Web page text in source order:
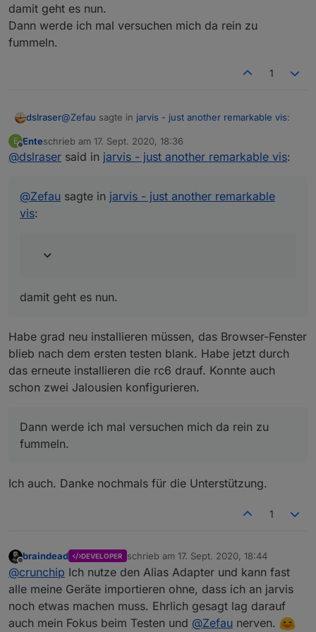
in der SPalte dann Widget hinzufügen (jede
Spalte kann beliebig viele Widgets haben)
damit geht es nun.
Dann werde ich mal versuchen mich da rein zu
fummeln.
1
dslraser@Zefau sagte in jarvis - just another remarkable vis:
v1.0.0-rc.6.
damit geht es nun.
Dann werde ich mal versuchen mich da rein zu
E
Offline
Enteschrieb am 17. Sept. 2020, 18:36
zuletzt editiert von
@dslraser said in jarvis - just another remarkable vis:
@Zefau sagte in jarvis - just another remarkable
vis:
damit geht es nun.
Habe grad neu installieren müssen, das Browser-Fenster
blieb nach dem ersten testen blank. Habe jetzt durch
das erneute installieren die rc6 drauf. Konnte auch
schon zwei Jalousien konfigurieren.
Dann werde ich mal versuchen mich da rein zu
fummeln.
Ich auch. Danke nochmals für die Unterstützung.
1
braindead DEVELOPER schrieb am 17. Sept. 2020, 18:44
zuletzt editiert von
@crunchip Ich nutze den Alias Adapter und kann fast
alle meine Geräte importieren ohne, dass ich an jarvis
noch etwas machen muss. Ehrlich gesagt lag darauf
auch mein Fokus beim Testen und @Zefau nerven.